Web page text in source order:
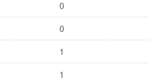
0
0
1
1